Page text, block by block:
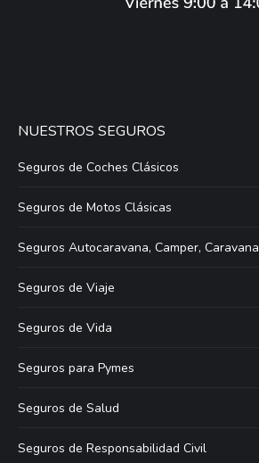
NUESTROS SEGUROS
Seguros de Coches Clásicos
Seguros de Motos Clásicas
Seguros Autocaravana, Camper, Caravana
Seguros de Viaje
Seguros de Vida
Seguros para Pymes
Seguros de Salud
Seguros de Responsabilidad Civil